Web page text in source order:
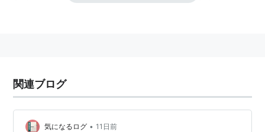
制終了させることができる。あるいは、Windows自体
を強制終了させることもできる。
関連ブログ
気になるログ • 11日前